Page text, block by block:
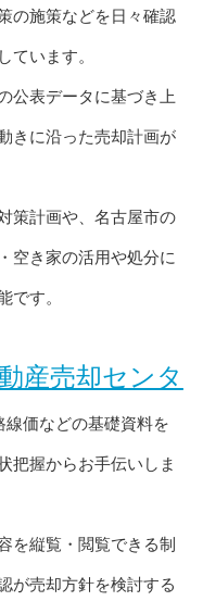
の施策などを日々確認
ています。
公表データに基づき上
きに沿った売却計画が
策計画や、名古屋市の
空き家の活用や処分に
です。
産売却センタ
価などの基礎資料を
把握からお手伝いしま
を縦覧・閲覧できる制
が売却方針を検討する